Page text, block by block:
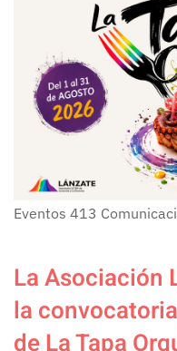
Eventos 413
La Asociación
la
de La Tapa